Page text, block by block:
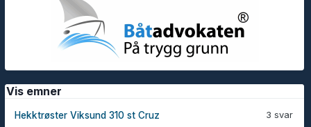
Vis emner
3 svar
Hekktrøster Viksund 310 st Cruz